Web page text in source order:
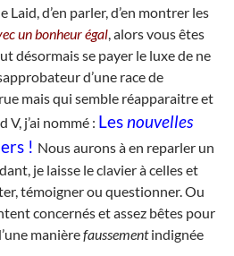
Laid, d’en parler, d’en montrer les
un bonheur égal , alors vous êtes
désormais se payer le luxe de ne
d’une race de
mais qui semble réapparaitre et
j’ai nommé : Lesnouvelles
! Nous aurons à en reparler un
je laisse le clavier à celles et
témoigner ou questionner. Ou
concernés et assez bêtes pour
manièrefaussementindignée